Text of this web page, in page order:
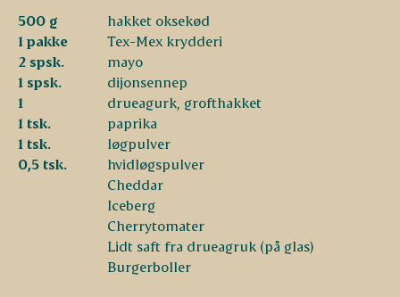
500 g
hakket oksekød
1 pakke
Tex-Mex krydderi
2 spsk.
mayo
1 spsk.
dijonsennep
1
drueagurk, grofthakket
1 tsk.
paprika
1 tsk.
løgpulver
0,5 tsk.
hvidløgspulver
Cheddar
Iceberg
Cherrytomater
Lidt saft fra drueagruk (på glas)
Burgerboller